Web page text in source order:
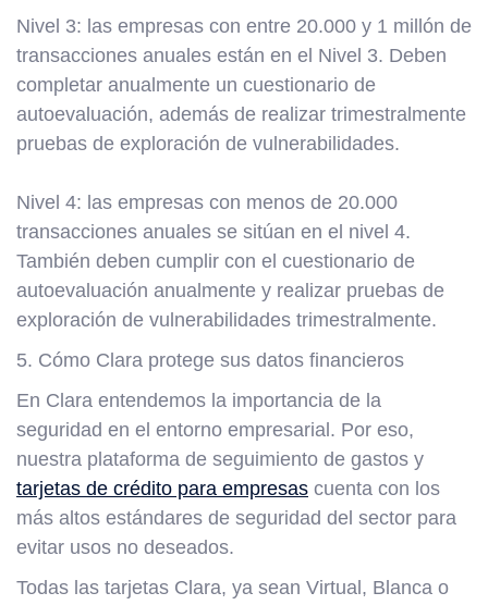
Nivel 3: las empresas con entre 20.000 y 1 millón de
transacciones anuales están en el Nivel 3. Deben
completar anualmente un cuestionario de
autoevaluación, además de realizar trimestralmente
pruebas de exploración de vulnerabilidades.
Nivel 4: las empresas con menos de 20.000
transacciones anuales se sitúan en el nivel 4.
También deben cumplir con el cuestionario de
autoevaluación anualmente y realizar pruebas de
exploración de vulnerabilidades trimestralmente.
5. Cómo Clara protege sus datos financieros
En Clara entendemos la importancia de la
seguridad en el entorno empresarial. Por eso,
nuestra plataforma de seguimiento de gastos y
tarjetas de crédito para empresas cuenta con los
más altos estándares de seguridad del sector para
evitar usos no deseados.
Todas las tarjetas Clara, ya sean Virtual, Blanca o